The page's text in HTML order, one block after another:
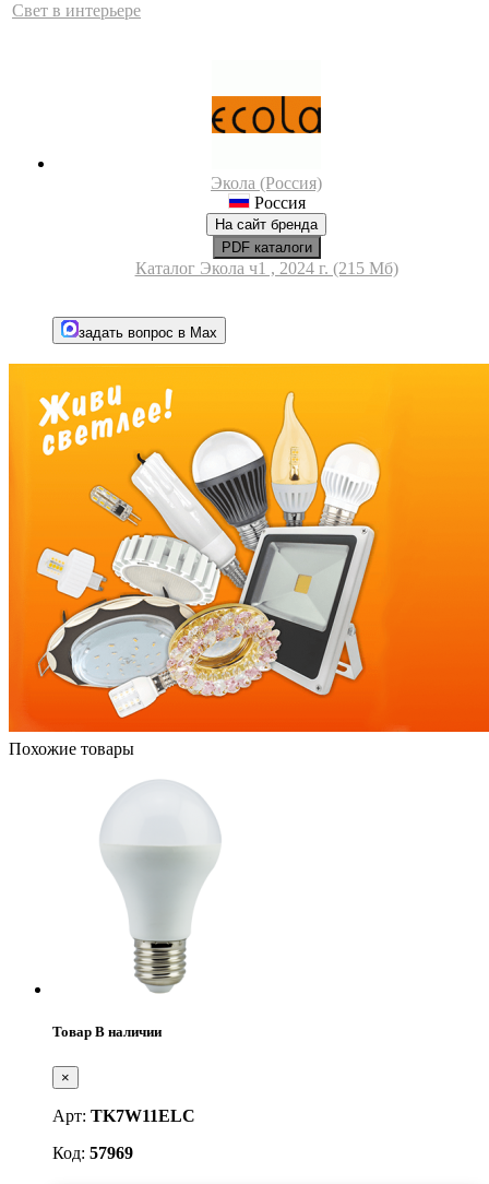
Свет в интерьере
Экола (Россия)
Россия
На сайт бренда
PDF каталоги
Каталог Экола ч1 , 2024 г. (215 Мб)
задать вопрос в Max
Похожие товары
Товар В наличии
×
Арт: TK7W11ELC
Код: 57969